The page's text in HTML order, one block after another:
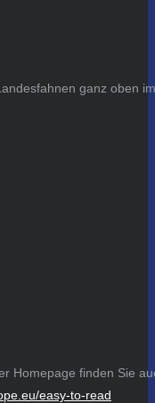
ganz oben
Homepage finden Sie
easy-to-read